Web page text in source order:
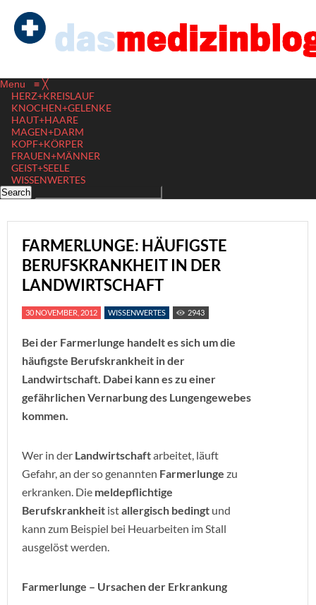
Menu ≡ ╳
HERZ+KREISLAUF
KNOCHEN+GELENKE
HAUT+HAARE
MAGEN+DARM
KOPF+KÖRPER
FRAUEN+MÄNNER
GEIST+SEELE
WISSENWERTES
FARMERLUNGE: HÄUFIGSTE
BERUFSKRANKHEIT IN DER
LANDWIRTSCHAFT
30 NOVEMBER, 2012 WISSENWERTES 2943
Bei der Farmerlunge handelt es sich um die
häufigste Berufskrankheit in der
Landwirtschaft. Dabei kann es zu einer
gefährlichen Vernarbung des Lungengewebes
kommen.
Wer in der Landwirtschaftarbeitet, läuft
Gefahr, an der so genannten Farmerlunge zu
erkranken. Die meldepflichtige
Berufskrankheit istallergisch bedingt und
kann zum Beispiel bei Heuarbeiten im Stall
ausgelöst werden.
Farmerlunge – Ursachen der Erkrankung